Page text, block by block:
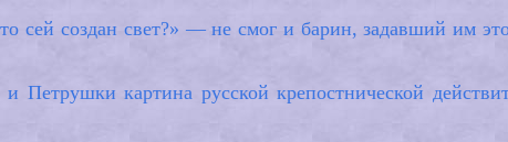
сей создан свет?» — не смог и барин, задавший им
Петрушки картина русской крепостнической